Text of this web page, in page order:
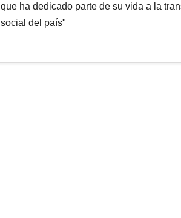
que ha dedicado parte de su vida a la
social del país"